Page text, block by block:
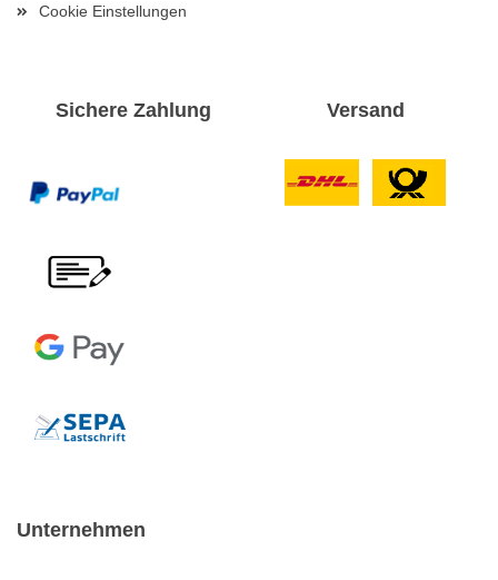
Cookie Einstellungen
Sichere Zahlung Versand
Unternehmen